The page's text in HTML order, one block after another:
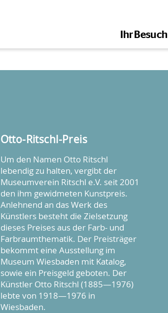
Ihr Besuch
öffnen
Otto-Ritschl-Preis
Um den Namen Otto Ritschl
lebendig zu halten, vergibt der
Museumverein Ritschl e.V. seit 2001
den ihm gewidmeten Kunstpreis.
Anlehnend an das Werk des
Künstlers besteht die Zielsetzung
dieses Preises aus der Farb- und
Farbraumthematik. Der Preisträger
bekommt eine Ausstellung im
Museum Wiesbaden mit Katalog,
sowie ein Preisgeld geboten. Der
Künstler Otto Ritschl (1885—1976)
lebte von 1918—1976 in
Wiesbaden.